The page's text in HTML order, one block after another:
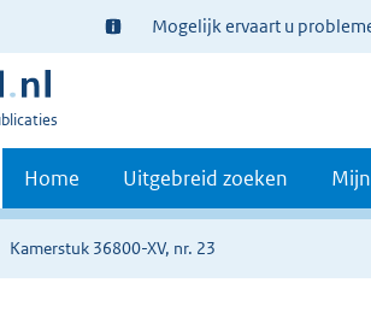
Ter
informatie:
Mogelijk ervaart u
Home Uitgebreid zoeken
Kamerstuk 36800-XV, nr. 23